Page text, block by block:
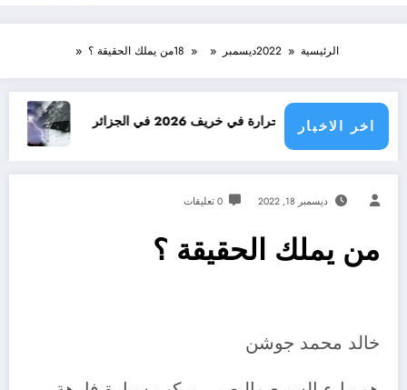
الرئيسية 2022ديسمبر 18من يملك الحقيقة ؟
اخر الاخبار
الحرارة في خريف 2026 في الجزائر امطار بكميات
ديسمبر 18, 2022 0 تعليقات
من يملك الحقيقة ؟
خالد محمد جوشن